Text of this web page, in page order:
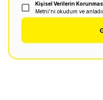
Kişisel Verilerin
Metni'ni okudum ve